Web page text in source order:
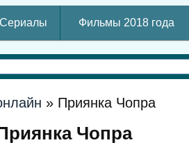
Фильмы 2018 года
» Приянка Чопра
Чопра